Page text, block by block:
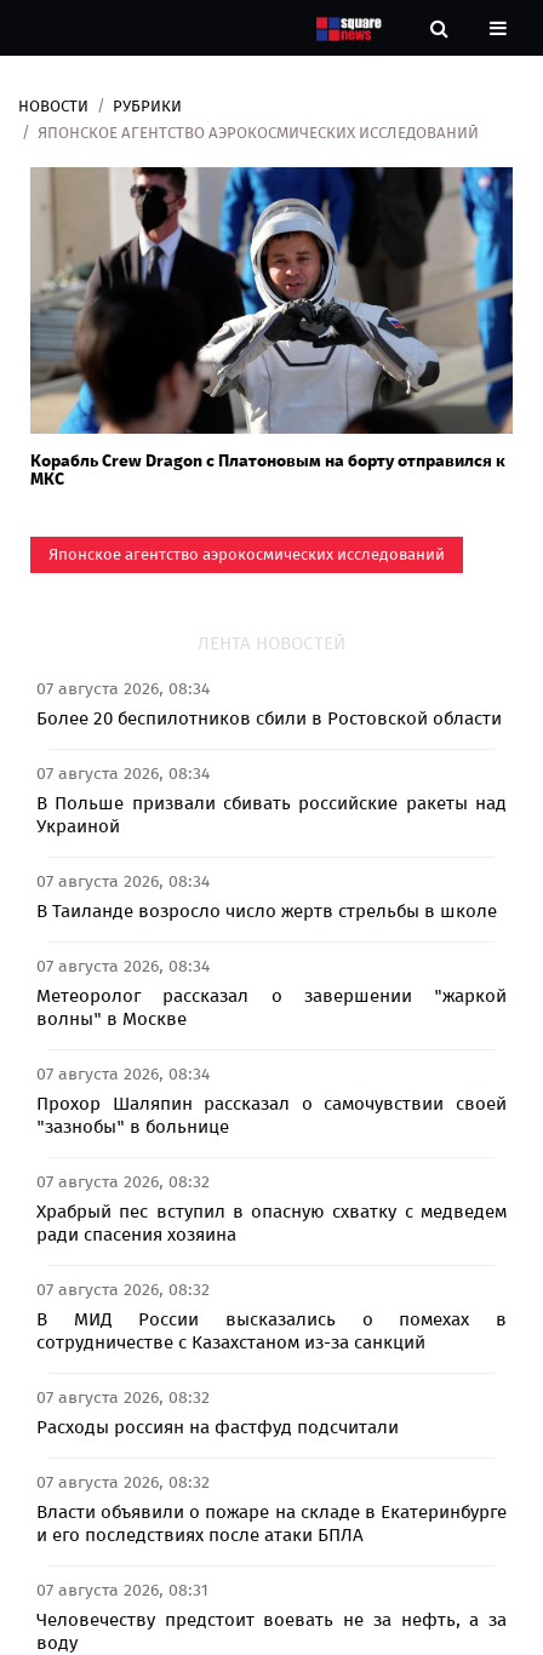
Новости
Контакты
О
нас
НОВОСТИ
РУБРИКИ
ЯПОНСКОЕ АГЕНТСТВО АЭРОКОСМИЧЕСКИХ ИССЛЕДОВАНИЙ
Корабль Crew Dragon с Платоновым на борту отправился к
МКС
Японское агентство аэрокосмических исследований
ЛЕНТА НОВОСТЕЙ
07 августа 2026, 08:34
Более 20 беспилотников сбили в Ростовской области
07 августа 2026, 08:34
В Польше призвали сбивать российские ракеты над
Украиной
07 августа 2026, 08:34
В Таиланде возросло число жертв стрельбы в школе
07 августа 2026, 08:34
Метеоролог рассказал о завершении "жаркой
волны" в Москве
07 августа 2026, 08:34
Прохор Шаляпин рассказал о самочувствии своей
"зазнобы" в больнице
07 августа 2026, 08:32
Храбрый пес вступил в опасную схватку с медведем
ради спасения хозяина
07 августа 2026, 08:32
В МИД России высказались о помехах в
сотрудничестве с Казахстаном из-за санкций
07 августа 2026, 08:32
Расходы россиян на фастфуд подсчитали
07 августа 2026, 08:32
Власти объявили о пожаре на складе в Екатеринбурге
и его последствиях после атаки БПЛА
07 августа 2026, 08:31
Человечеству предстоит воевать не за нефть, а за
воду